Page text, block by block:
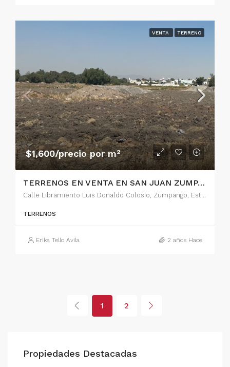
VENTA TERRENO
$1,600/precio por m²
TERRENOS EN VENTA EN SAN JUAN ZUMPANGO, ESTADO DE MÉXICO
Calle Libramiento Luis Donaldo Colosio, Zumpango, Estado de México, 55600, México
TERRENOS
Erika Tello Avila 2 años Hace
1 2
Propiedades Destacadas